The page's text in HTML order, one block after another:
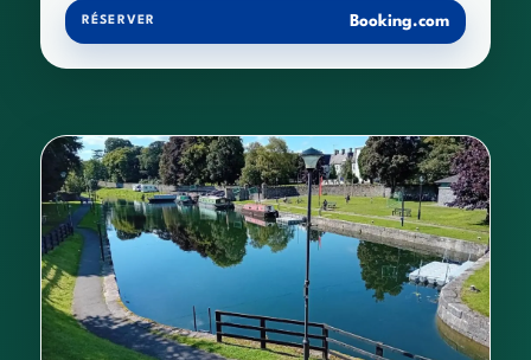
RÉSERVER Booking.com